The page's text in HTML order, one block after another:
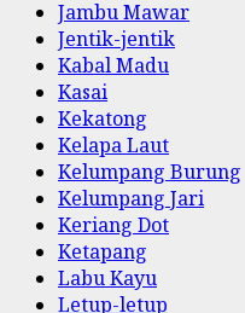
Jambu Mawar
Jentik-jentik
Kabal Madu
Kasai
Kekatong
Kelapa Laut
Kelumpang Burung
Kelumpang Jari
Keriang Dot
Ketapang
Labu Kayu
Letup-letup